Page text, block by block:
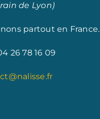
de Lyon)
partout en France.
26 78 16 09